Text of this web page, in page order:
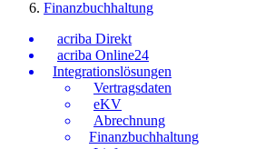
Finanzbuchhaltung
acriba Direkt
acriba Online24
Integrationslösungen
Vertragsdaten
eKV
Abrechnung
Finanzbuchhaltung